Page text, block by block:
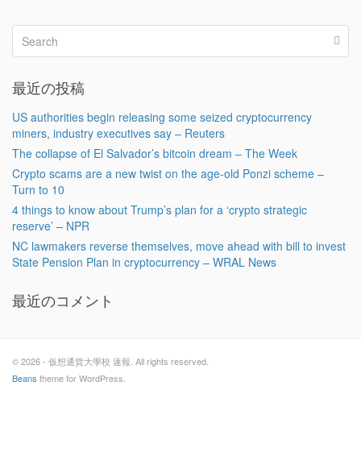
最近の投稿
US authorities begin releasing some seized cryptocurrency
miners, industry executives say – Reuters
The collapse of El Salvador’s bitcoin dream – The Week
Crypto scams are a new twist on the age-old Ponzi scheme –
Turn to 10
4 things to know about Trump’s plan for a ‘crypto strategic
reserve’ – NPR
NC lawmakers reverse themselves, move ahead with bill to invest
State Pension Plan in cryptocurrency – WRAL News
最近のコメント
© 2026 - 仮想通貨大學校 速報. All rights reserved.
Beans theme for WordPress.